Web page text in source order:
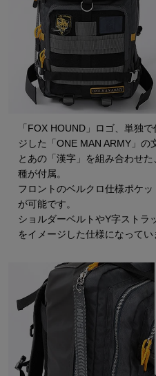
「FOX HOUND」ロゴ、単独
ジした「ONE MAN ARMY」の
とあの「漢字」を組み合わせ
種が付属。
フロントのベルクロ仕様ポケ
が可能です。
ショルダーベルトやY字ストラ
をイメージした仕様になってい